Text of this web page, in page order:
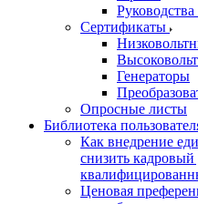
Сертификаты
Генераторы
Опросные листы
Библиотека
Как внедрение
снизить
Ценовая